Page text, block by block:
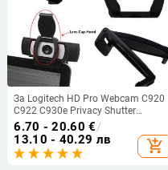
За Logitech HD Pro Webcam C920
C922 C930e Privacy Shutter
Капачка на обектива Сенник
Защитен капак Защитава капака
на обектива Аксесоари
6.70 - 20.60 €/
13.10 - 40.29 лв
add_shopping_cart